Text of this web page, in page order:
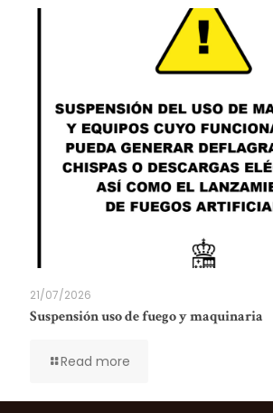
21/07/2026
Suspensión uso de fuego y maquinaria
Read more